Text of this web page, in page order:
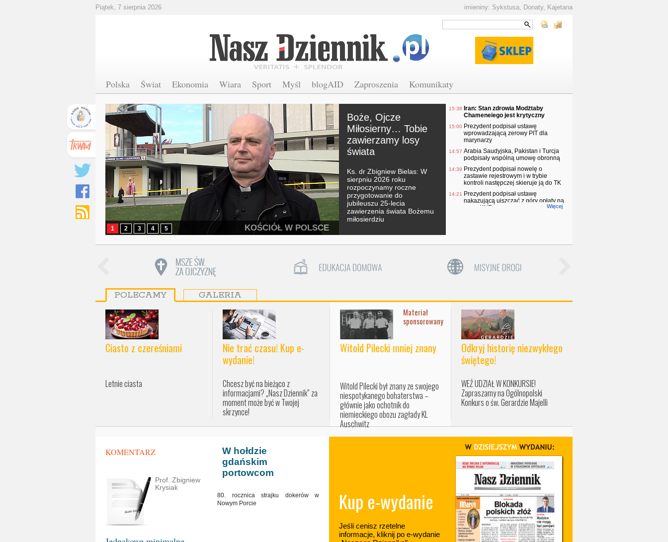
Piątek, 7 sierpnia 2026 imieniny: Sykstusa, Donaty, Kajetana
Polska Świat Ekonomia Wiara Sport Myśl blogAID Zaproszenia Komunikaty
Opublikowano
program wizyty
Leona XIV we
Francji
Znamy też towarzyszące
wizycie logo i hasło
KOŚCIÓŁ NA ŚWIECIE
1 2 3 4 5
15:38
Iran: Stan zdrowia Modżtaby
Chameneiego jest krytyczny
15:00 Prezydent podpisał ustawę
wprowadzającą zerowy PIT dla
marynarzy
14:57 Arabia Saudyjska, Pakistan i Turcja
podpisały wspólną umowę obronną
14:39 Prezydent podpisał nowelę o
zastawie rejestrowym i w trybie
kontroli następczej skieruje ją do TK
14:21
Prezydent podpisał ustawę
nakazującą uiszczać z góry opłaty na
rzecz KNF
Więcej
POLECAMY GALERIA
Ciasto z czereśniami
Letnie ciasta
Nie trać czasu! Kup e-
wydanie!
Chcesz być na bieżąco z
informacjami? „Nasz Dziennik” za
moment może być w Twojej
skrzynce!
Materiał
sponsorowany
Witold Pilecki mniej znany
Witold Pilecki był znany ze swojego
niespotykanego bohaterstwa –
głównie jako ochotnik do
niemieckiego obozu zagłady KL
Auschwitz
Odkryj historię niezwykłego
świętego!
WEŹ UDZIAŁ W KONKURSIE!
Zapraszamy na Ogólnopolski
Konkurs o św. Gerardzie Majelli
KOMENTARZ
Prof. Zbigniew
Krysiak
W hołdzie
gdańskim
portowcom
80. rocznica strajku dokerów w
Nowym Porcie
Kup e-wydanie
Jeśli cenisz rzetelne
informacje, kliknij po e-wydanie